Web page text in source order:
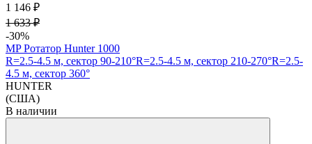
1 146 ₽
1 633 ₽
-30%
MP Ротатор Hunter 1000
R=2.5-4.5 м, сектор 90-210°R=2.5-4.5 м, сектор 210-270°R=2.5-
4.5 м, сектор 360°
HUNTER
(США)
В наличии